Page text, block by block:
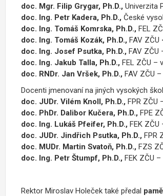
doc. Mgr. Filip Grygar, Ph.D., Univerzita
doc. Ing. Petr Kadera, Ph.D., České
doc. Ing. Tomáš Komrska, Ph.D., FEL
doc. Ing. Tomáš Kozák, Ph.D., FAV ZČU
doc. Ing. Josef Psutka, Ph.D., FAV ZČU
doc. Ing. Jakub Talla, Ph.D., FEL ZČU –
doc. RNDr. Jan Vršek, Ph.D., FAV ZČU
Docenti jmenovaní na jiných vysokých
doc. JUDr. Vilém Knoll, Ph.D., FPR ZČU
doc. PhDr. Dalibor Kučera, Ph.D., FPE
doc. Ing. Lukáš Pfeifer, Ph.D., FEK
doc. JUDr. Jindřich Psutka, Ph.D., FPR
doc. MUDr. Martin Svatoň, Ph.D., FZS
doc. Ing. Petr Štumpf, Ph.D., FEK ZČU
Rektor Miroslav Holeček také předal